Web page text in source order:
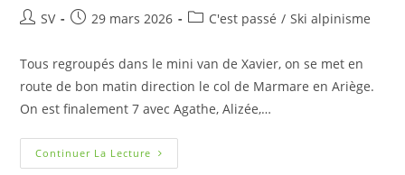
SV 29 mars 2026 C'est passé / Ski alpinisme
Tous regroupés dans le mini van de Xavier, on se met en
route de bon matin direction le col de Marmare en Ariège.
On est finalement 7 avec Agathe, Alizée,…
Continuer La Lecture